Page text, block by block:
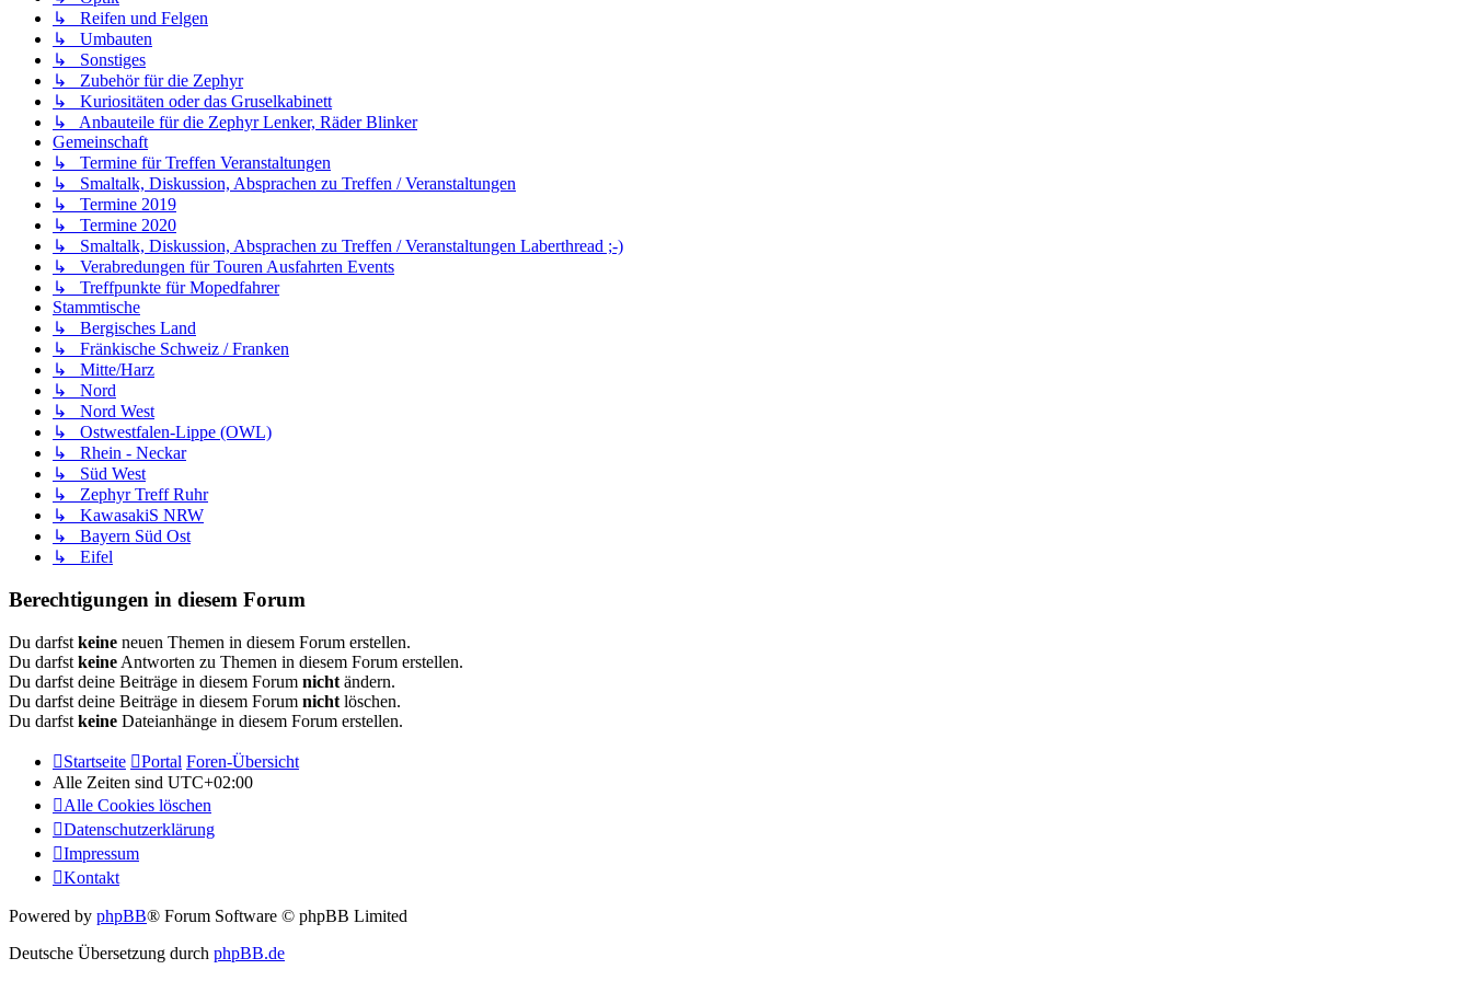
↳ Reifen und Felgen
↳ Umbauten
↳ Sonstiges
↳ Zubehör für die Zephyr
↳ Kuriositäten oder das Gruselkabinett
↳ Anbauteile für die Zephyr Lenker, Räder Blinker
Gemeinschaft
↳ Termine für Treffen Veranstaltungen
↳ Smaltalk, Diskussion, Absprachen zu Treffen / Veranstaltungen
↳ Termine 2019
↳ Termine 2020
↳ Smaltalk, Diskussion, Absprachen zu Treffen / Veranstaltungen Laberthread ;-)
↳ Verabredungen für Touren Ausfahrten Events
↳ Treffpunkte für Mopedfahrer
Stammtische
↳ Bergisches Land
↳ Fränkische Schweiz / Franken
↳ Mitte/Harz
↳ Nord
↳ Nord West
↳ Ostwestfalen-Lippe (OWL)
↳ Rhein - Neckar
↳ Süd West
↳ Zephyr Treff Ruhr
↳ KawasakiS NRW
↳ Bayern Süd Ost
↳ Eifel
Berechtigungen in diesem Forum
Du darfst keine neuen Themen in diesem Forum erstellen.
Du darfst keine Antworten zu Themen in diesem Forum erstellen.
Du darfst deine Beiträge in diesem Forum nicht ändern.
Du darfst deine Beiträge in diesem Forum nicht löschen.
Du darfst keine Dateianhänge in diesem Forum erstellen.
Startseite Portal Foren-Übersicht
Alle Zeiten sind UTC+02:00
Alle Cookies löschen
Datenschutzerklärung
Impressum
Kontakt
Powered by phpBB® Forum Software © phpBB Limited
Deutsche Übersetzung durch phpBB.de